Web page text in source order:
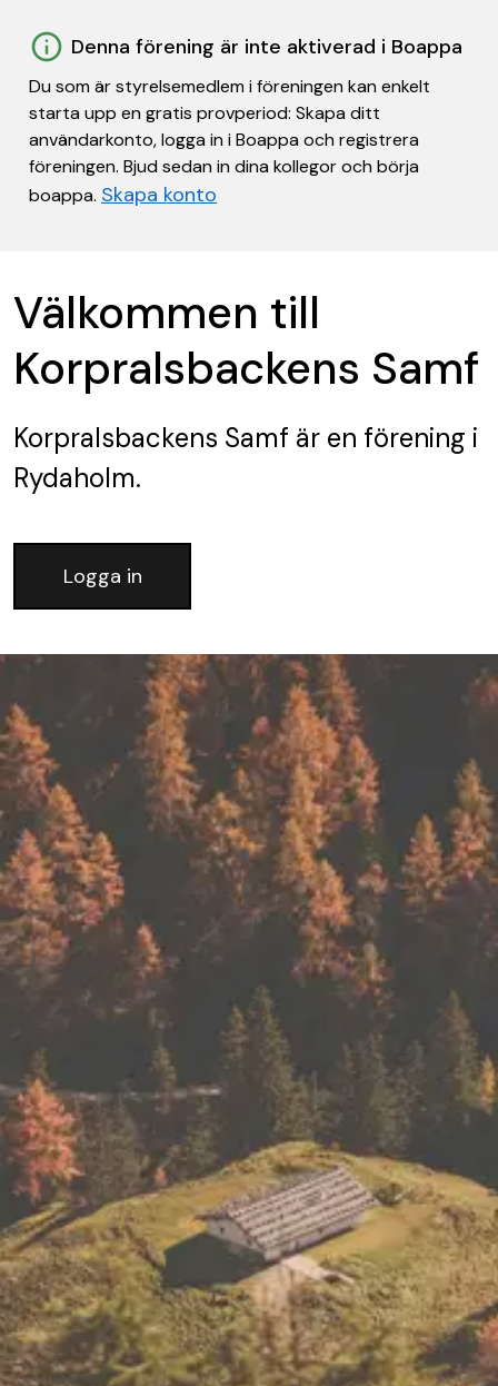
Denna förening är inte aktiverad i Boappa
Du som är styrelsemedlem i föreningen kan enkelt
starta upp en gratis provperiod: Skapa ditt
användarkonto, logga in i Boappa och registrera
föreningen. Bjud sedan in dina kollegor och börja
boappa. Skapa konto
Välkommen till
Korpralsbackens Samf
Korpralsbackens Samf är en förening i
Rydaholm.
Logga in